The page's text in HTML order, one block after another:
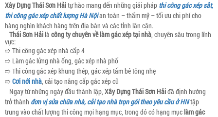
Xây Dựng Thái Sơn Hảitự hào mang đến những giải pháp thi công gác xép sắt,
thi công gác xép chất lượng Hà Nộian toàn – thẩm mỹ – tối ưu chi phí cho
hàng nghìn khách hàng trên địa bàn và các tỉnh lân cận.
Thái Sơn Hải là công ty chuyên về làm gác xép tại nhà, chuyên sâu trong lĩnh
vực:
➱ Thi công gác xép nhà cấp 4
➱ Làm gác lửng nhà ống, gác xép nhà phố
➱ Thi công gác xép khung thép, gác xép tấm bê tông nhẹ
➱ Cơi nới nhà, cải tạo nâng cấp gác xép cũ
Ngay từ những ngày đầu thành lập, Xây Dựng Thái Sơn Hảiđã định hướng
trở thành đơn vị sửa chữa nhà, cải tạo nhà trọn gói theo yêu cầu ở HNtập
trung vào chất lượng thi công mọi hạng mục, trong đó có hạng mục làm gác